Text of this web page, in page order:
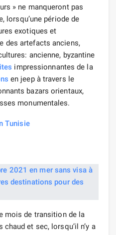
» ne manqueront pas
lorsqu’une période de
exotiques et
des artefacts anciens,
ancienne, byzantine
impressionnantes de la
en jeep à travers le
bazars orientaux,
monumentales.
Tunisie
mois de transition de la
chaud et sec, lorsqu’il n’y a